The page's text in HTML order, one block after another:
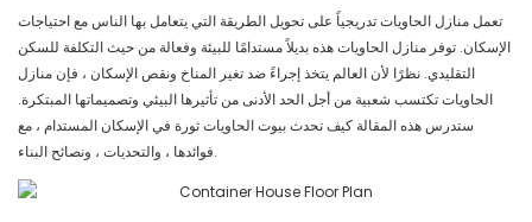
تعمل منازل الحاويات تدريجياً على تحويل الطريقة التي يتعامل بها الناس مع احتياجات
الإسكان. توفر منازل الحاويات هذه بديلاً مستدامًا للبيئة وفعالة من حيث التكلفة للسكن
التقليدي. نظرًا لأن العالم يتخذ إجراءً ضد تغير المناخ ونقص الإسكان ، فإن منازل
الحاويات تكتسب شعبية من أجل الحد الأدنى من تأثيرها البيئي وتصميماتها المبتكرة.
ستدرس هذه المقالة كيف تحدث بيوت الحاويات ثورة في الإسكان المستدام ، مع
فوائدها ، والتحديات ، ونصائح البناء.